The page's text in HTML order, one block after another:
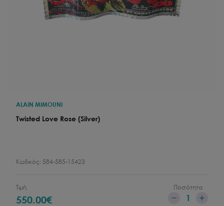
ALAIN MIMOUNI
Twisted Love Rose (Silver)
Κωδικός: 584-585-15423
Τιμή
550.00€
Ποσότητα
1